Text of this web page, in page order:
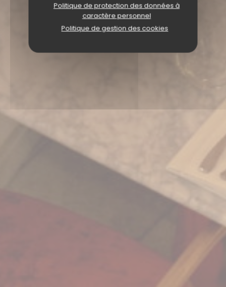
Politique de protection des données à
caractère personnel
Politique de gestion des cookies